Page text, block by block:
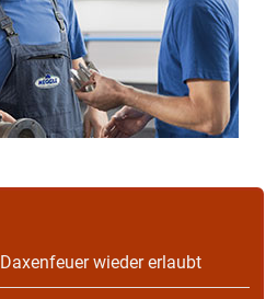
Daxenfeuer wieder erlaubt